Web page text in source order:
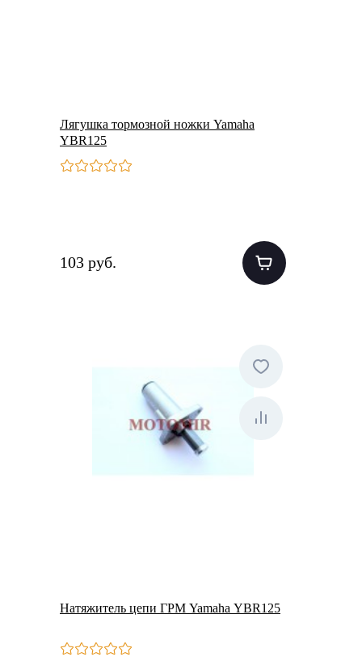
Лягушка тормозной ножки Yamaha
YBR125
103 руб.
Натяжитель цепи ГРМ Yamaha YBR125